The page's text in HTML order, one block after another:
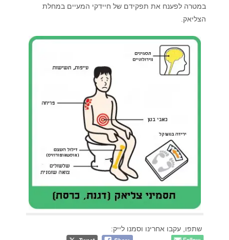
במטרה לפענח את תפקידם של חיידקי המעיים במחלת
הצליאק.
שתפו, עקבו אחרינו וסמנו לייק: